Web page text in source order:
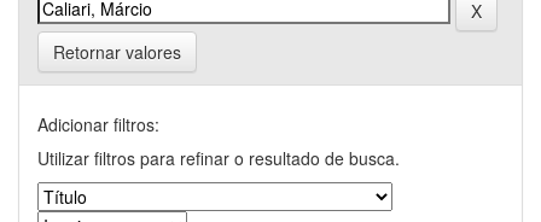
Retornar valores
Adicionar filtros:
Utilizar filtros para refinar o resultado de busca.